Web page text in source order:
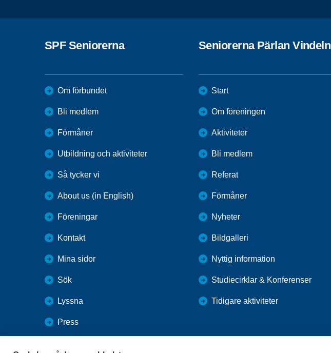
SPF Seniorerna
Om förbundet
Bli medlem
Förmåner
Utbildning och aktiviteter
Så tycker vi
About us (in English)
Föreningar
Kontakt
Mina sidor
Sök
Lyssna
Press
Seniorerna Pärlan Vindeln
Start
Om föreningen
Aktiviteter
Bli medlem
Referat
Förmåner
Nyheter
Bildgalleri
Nyttig information
Studiecirklar & Konferenser
Tidigare aktiviteter